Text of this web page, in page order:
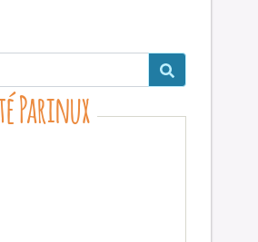
Parinux